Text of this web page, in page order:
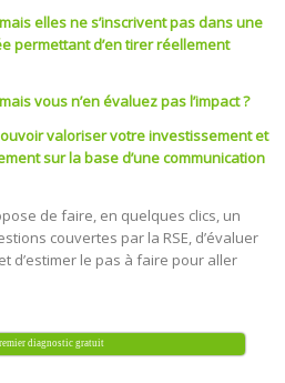
elles ne s’inscrivent pas dans une
permettant d’en tirer réellement
vous n’en évaluez pas l’impact ?
valoriser votre investissement et
sur la base d’une communication
de faire, en quelques clics, un
couvertes par la RSE, d’évaluer
d’estimer le pas à faire pour aller
diagnostic gratuit